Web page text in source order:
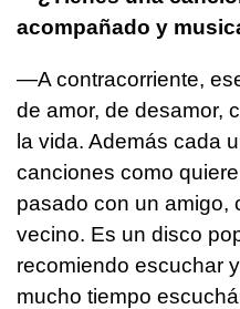
acompañado y
—A contracorriente,
de amor, de desamor,
la vida. Además cada
canciones como
pasado con un amigo,
vecino. Es un disco
recomiendo escuchar
mucho tiempo